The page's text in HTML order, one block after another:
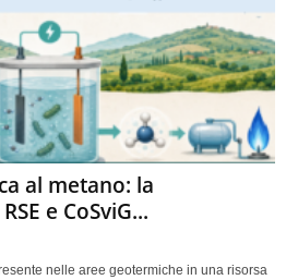
al metano: la
e CoSviG...
nelle aree geotermiche in una risorsa